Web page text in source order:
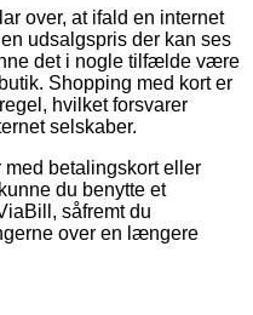
over, at ifald en internet
udsalgspris der kan ses
det i nogle tilfælde være
Shopping med kort er
hvilket forsvarer
selskaber.
betalingskort eller
du benytte et
såfremt du
over en længere